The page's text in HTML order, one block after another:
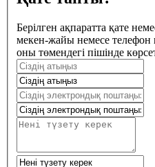
Берілген ақпаратта қате
мекен-жайы немесе телефон
оны төмендегі пішінде